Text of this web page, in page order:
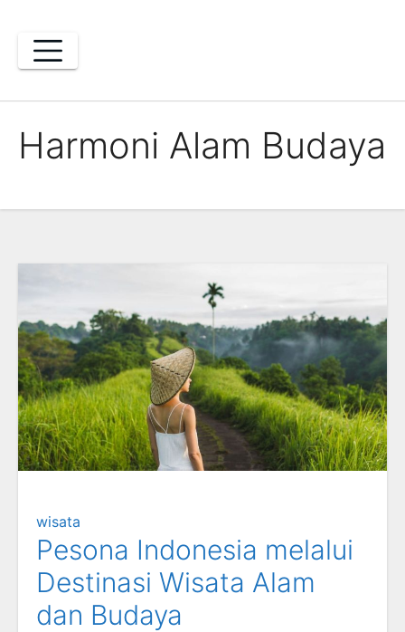
content
Harmoni Alam Budaya
wisata
Pesona Indonesia melalui
Destinasi Wisata Alam
dan Budaya